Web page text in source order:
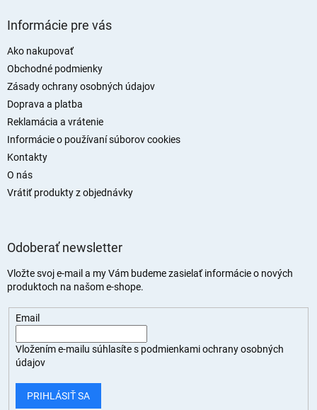
Informácie pre vás
Ako nakupovať
Obchodné podmienky
Zásady ochrany osobných údajov
Doprava a platba
Reklamácia a vrátenie
Informácie o používaní súborov cookies
Kontakty
O nás
Vrátiť produkty z objednávky
Odoberať newsletter
Vložte svoj e-mail a my Vám budeme zasielať informácie o nových
produktoch na našom e-shope.
Email
Vložením e-mailu súhlasíte s podmienkami ochrany osobných
údajov
PRIHLÁSIŤ SA